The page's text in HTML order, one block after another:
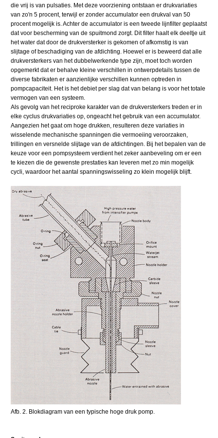
die vrij is van pulsaties. Met deze voorziening ontstaan er drukvariaties
van zo'n 5 procent, terwijl er zonder accumulator een drukval van 50
procent mogelijk is. Achter de accumulator is een tweede lijnfilter geplaatst
dat voor bescherming van de spuitmond zorgt. Dit filter haalt elk deeltje uit
het water dat door de drukversterker is gekomen of afkomstig is van
slijtage of beschadiging van de afdichting. Hoewel er is beweerd dat alle
drukversterkers van het dubbelwerkende type zijn, moet toch worden
opgemerkt dat er behalve kleine verschillen in ontwerpdetails tussen de
diverse fabrikaten er aanzienlijke verschillen kunnen optreden in
pompcapaciteit. Het is het debiet per slag dat van belang is voor het totale
vermogen van een systeem.
Als gevolg van het reciproke karakter van de drukversterkers treden er in
elke cyclus drukvariaties op, ongeacht het gebruik van een accumulator.
Aangezien het gaat om hoge drukken, resulteren deze variaties in
wisselende mechanische spanningen die vermoeiing veroorzaken,
trillingen en versnelde slijtage van de afdichtingen. Bij het bepalen van de
keuze voor een pompsysteem verdient het zeker aanbeveling om er een
te kiezen die de gewenste prestaties kan leveren met zo min mogelijk
cycli, waardoor het aantal spanningswisseling zo klein mogelijk blijft.
Afb. 2. Blokdiagram van een typische hoge druk pomp.